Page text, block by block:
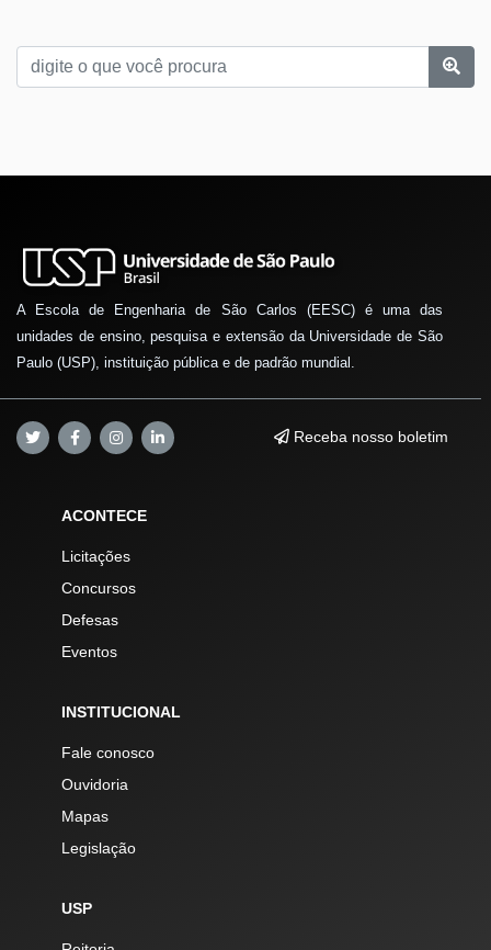
A Escola de Engenharia de São Carlos (EESC) é uma das
unidades de ensino, pesquisa e extensão da Universidade de São
Paulo (USP), instituição pública e de padrão mundial.
Receba nosso boletim
ACONTECE
Licitações
Concursos
Defesas
Eventos
INSTITUCIONAL
Fale conosco
Ouvidoria
Mapas
Legislação
USP